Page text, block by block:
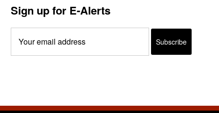
Sign up for E-Alerts